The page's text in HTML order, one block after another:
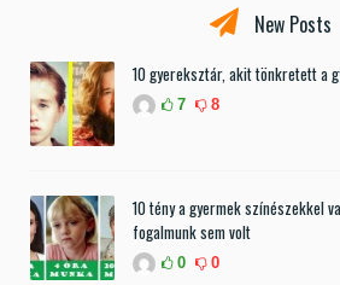
New Posts
10 gyereksztár, akit tönkretett a
7 8
10 tény a gyermek színészekkel
fogalmunk sem volt
0 0